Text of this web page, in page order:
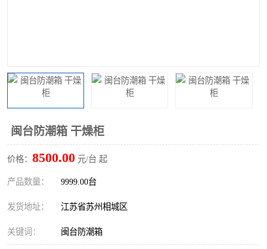
闽台防潮箱 干燥柜
价格： 8500.00 元/台 起
产品数量： 9999.00台
发货地址： 江苏省苏州相城区
关键词： 闽台防潮箱